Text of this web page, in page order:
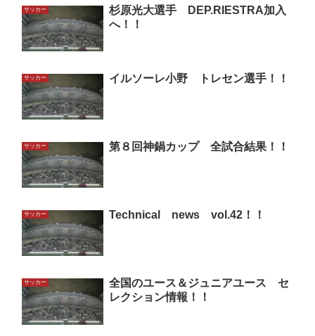
サッカー
杉原光大選手 DEP.RIESTRA加入
へ！！
サッカー イルソーレ小野 トレセン選手！！
サッカー 第８回神鍋カップ 全試合結果！！
サッカー Technical news vol.42！！
サッカー
全国のユース＆ジュニアユース セ
レクション情報！！